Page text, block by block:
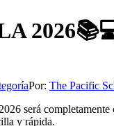
Por: The Pacific
será
y rápida.